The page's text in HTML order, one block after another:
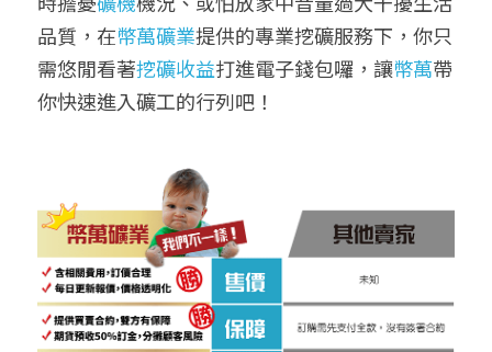
品質，在幣萬礦業提供的專業挖礦服務下，你只
需悠閒看著挖礦收益打進電子錢包囉，讓幣萬帶
你快速進入礦工的行列吧！